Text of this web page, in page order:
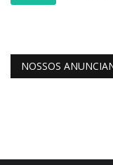
NOSSOS